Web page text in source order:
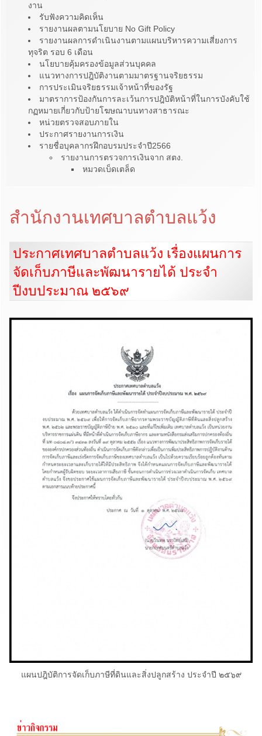
งาน
รับฟังความคิดเห็น
รายงานผลตามนโยบาย No Gift Policy
รายงานผลการดำเนินงานตามแผนบริหารความเสี่ยงการ
ทุจริต รอบ 6 เดือน
นโยบายคุ้มครองข้อมูลส่วนบุคคล
แนวทางการปฎิบัติงานตามมาตรฐานจริยธรรม
การประเมินจริยธรรมเจ้าหน้าที่ของรัฐ
มาตราการป้องกันการละเว้นการปฎิบัติหน้าที่ในการบังคับใช้
กฏหมายเกี่ยวกับป้ายโฆษณาบนทางสาธารณะ
หน่วยตรวจสอบภายใน
ประกาศรายงานการเงิน
รายชื่อบุคลากรฝึกอบรมประจำปี2566
รายงานการตรวจการเงินจาก สตง.
หมวดเบ็ดเตล็ด
สำนักงานเทศบาลตำบลแว้ง
ประกาศเทศบาลตำบลแว้ง เรื่องแผนการ
จัดเก็บภาษีและพัฒนารายได้ ประจำ
ปีงบประมาณ ๒๕๖๙
แผนปฎิบัติการจัดเก็บภาษีที่ดินและสิ่งปลูกสร้าง ประจำปี ๒๕๖๙